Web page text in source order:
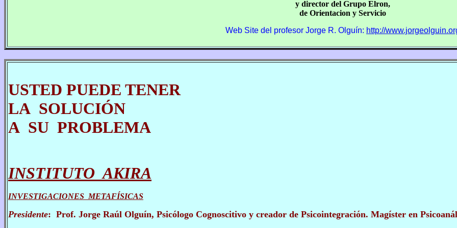
y director del Grupo Elron,
de Orientacion y Servicio
Web Site del profesor Jorge R. Olguín: http://
USTED PUEDE TENER
LA SOLUCIÓN
A SU PROBLEMA
INSTITUTOAKIRA
INVESTIGACIONES METAFÍSICAS
Presidente: Prof. Jorge Raúl Olguín, Psicólogo Cognoscitivo y creador de Psicointegración. Magíster en